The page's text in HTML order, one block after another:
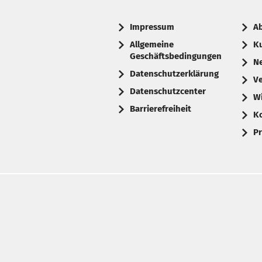
Impressum
Allgemeine
Geschäftsbedingungen
Datenschutzerklärung
Datenschutzcenter
Barrierefreiheit